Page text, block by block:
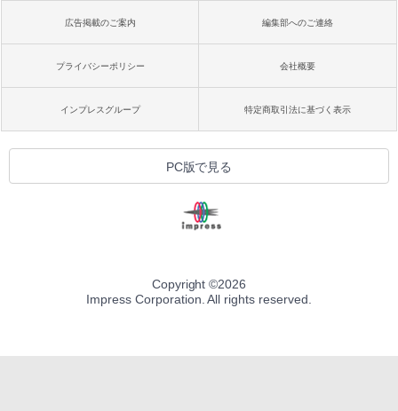
広告掲載のご案内 編集部へのご連絡
プライバシーポリシー 会社概要
インプレスグループ 特定商取引法に基づく表示
PC版で見る
Copyright ©2026
Impress Corporation. All rights reserved.